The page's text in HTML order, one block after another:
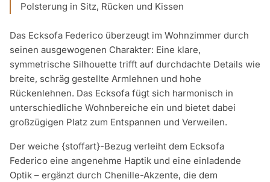
Polsterung in Sitz, Rücken und Kissen
Das Ecksofa Federico überzeugt im Wohnzimmer durch
seinen ausgewogenen Charakter: Eine klare,
symmetrische Silhouette trifft auf durchdachte Details wie
breite, schräg gestellte Armlehnen und hohe
Rückenlehnen. Das Ecksofa fügt sich harmonisch in
unterschiedliche Wohnbereiche ein und bietet dabei
großzügigen Platz zum Entspannen und Verweilen.
Der weiche {stoffart}-Bezug verleiht dem Ecksofa
Federico eine angenehme Haptik und eine einladende
Optik – ergänzt durch Chenille-Akzente, die dem